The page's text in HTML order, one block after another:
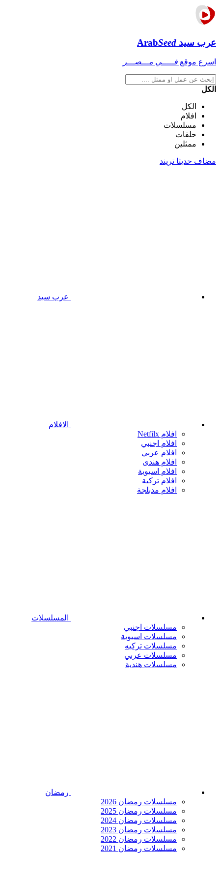
عرب سيد ArabSeed
اسرع موقع فـــــي مـــصـــر
الكل
الكل
افلام
مسلسلات
حلقات
ممثلين
مضاف حديثا تريند
عرب سيد
الافلام
افلام Netfilx
افلام اجنبي
افلام عربي
افلام هندى
افلام اسيوية
افلام تركية
افلام مدبلجة
المسلسلات
مسلسلات اجنبي
مسلسلات اسيوية
مسلسلات تركيه
مسلسلات عربي
مسلسلات هندية
رمضان
مسلسلات رمضان 2026
مسلسلات رمضان 2025
مسلسلات رمضان 2024
مسلسلات رمضان 2023
مسلسلات رمضان 2022
مسلسلات رمضان 2021